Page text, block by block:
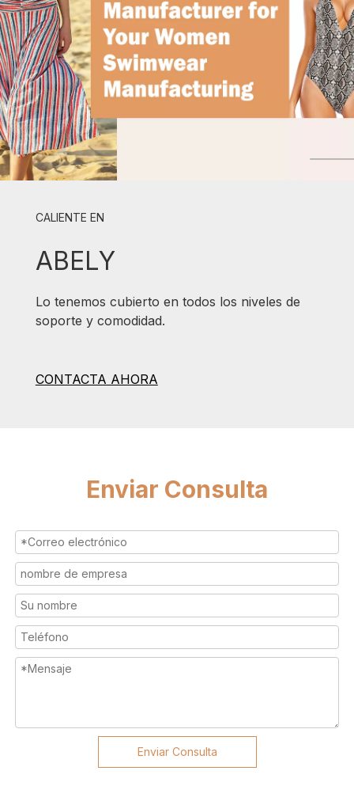
CALIENTE EN
ABELY
Lo tenemos cubierto en todos los niveles de
soporte y comodidad.
CONTACTA AHORA
Enviar Consulta
Enviar Consulta